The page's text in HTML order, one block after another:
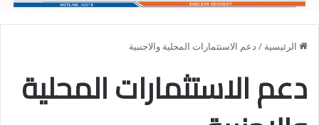
الرئيسية / دعم الاستثمارات المحلية والاجنبية
دعم الاستثمارات المحلية